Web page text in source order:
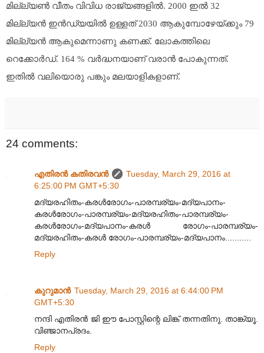
മില്ല്യൺ വീതം വിവിധ രാജ്യങ്ങളിൽ. 2000 ഇൽ 32
മില്ല്യൻ ഇൻഡ്യയിൽ ഉള്ളത് 2030 ആകുമ്പോഴേയ്ക്കും 79
മില്ല്യൻ ആകുമെന്നാണു കണക്ക്. ലോകത്തിലെ
റെക്കോർഡ്. 164 % വർദ്ധനയാണ് വരാൻ പോകുന്നത്.
ഇതിൽ വലിയൊരു പങ്കും മലയാളികളാണ്.
24 comments:
എതിരന്‍ കതിരവന്‍
Tuesday, March 29, 2016 at
6:25:00 PM GMT+5:30
മദ്യരഹിതം-കരൾരോഗം-പാരമ്പര്യം-മദ്യപാനം-
കരൾരോഗം-പാരമ്പര്യം-മദ്യരഹിതം-പാരമ്പര്യം-
കരൾരോഗം-മദ്യപാനം-കരൾ രോഗം-പാരമ്പര്യം-
മദ്യരഹിതം-കരൾ രോഗം-പാരമ്പര്യം-മദ്യപാനം...........
Reply
കുറുമാന്‍ Tuesday, March 29, 2016 at 6:44:00 PM
GMT+5:30
നന്ദി എതിരൻ ജി ഈ പോസ്റ്റിന്റെ ലിങ്ക്‌ തന്നതിനു. താങ്ക്യൂ.
വിഞ്ജാനപ്രദം.
Reply